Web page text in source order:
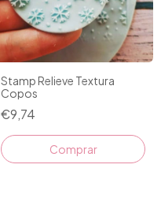
Stamp Relieve Textura
Copos
€9,74
Comprar